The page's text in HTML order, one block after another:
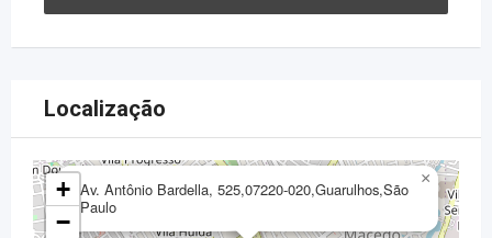
Localização
Av. Antônio Bardella, 525,07220-020,Guarulhos,São
Paulo
×
+
−